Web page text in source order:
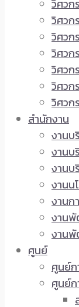
วิศวก
วิศวก
วิศวก
วิศวก
วิศวก
วิศวก
วิศวก
สำนักงาน
งานบ
งานบ
งานบ
งานน
งานก
งาน
งานพั
ศูนย์
ศูนย์ก
ศูนย์ก